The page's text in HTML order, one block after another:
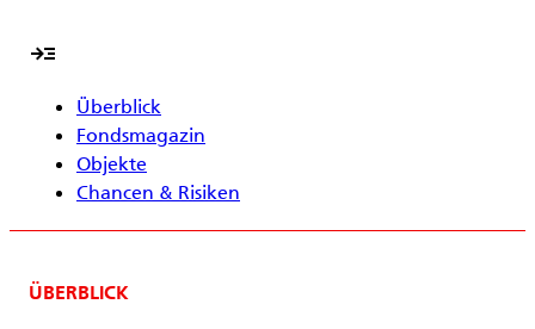
read_more
Überblick
Fondsmagazin
Objekte
Chancen & Risiken
ÜBERBLICK